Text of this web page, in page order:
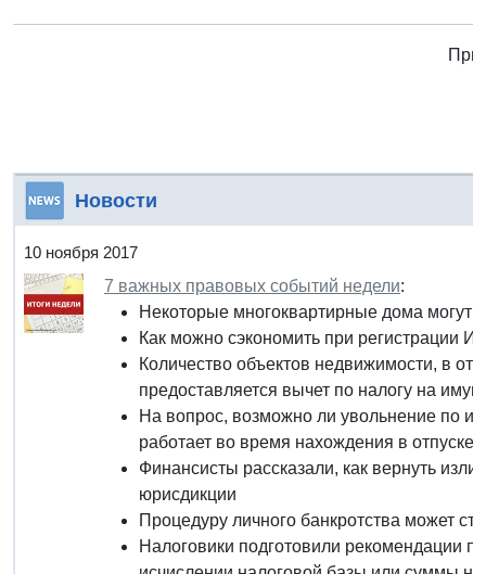
Новости
10 ноября 2017
7 важных правовых событий недели:
Некоторые многоквартирные дома могут
Как можно сэкономить при регистрации
Количество объектов недвижимости, в
предоставляется вычет по налогу на
На вопрос, возможно ли увольнение по
работает во время нахождения в отпуске
Финансисты рассказали, как вернуть
юрисдикции
Процедуру личного банкротства может
Налоговики подготовили рекомендации